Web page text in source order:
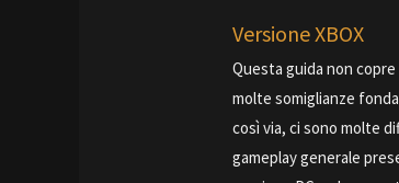
Versione XBOX
Questa guida non copre
molte somiglianze
così via, ci sono molte
gameplay generale